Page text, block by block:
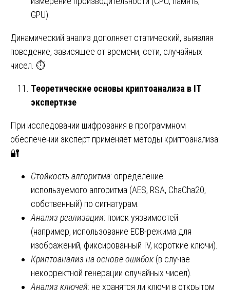
GPU).
Динамический анализ дополняет статический, выявляя
поведение, зависящее от времени, сети, случайных
чисел. ⏱️
Теоретические основы криптоанализа в IT
экспертизе
При исследовании шифрования в программном
обеспечении эксперт применяет методы криптоанализа:
🔐
Стойкость алгоритма: определение
используемого алгоритма (AES, RSA, ChaCha20,
собственный) по сигнатурам.
Анализ реализации: поиск уязвимостей
(например, использование ECB-режима для
изображений, фиксированный IV, короткие ключи).
Криптоанализ на основе ошибок (в случае
некорректной генерации случайных чисел).
Анализ ключей: не хранятся ли ключи в открытом